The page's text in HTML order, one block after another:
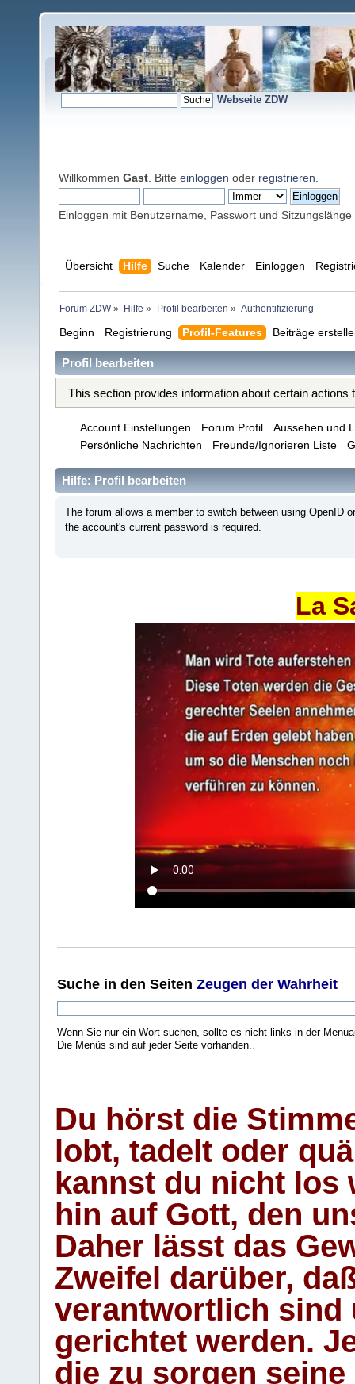
Webseite ZDW
Willkommen Gast . Bitte einloggen oder registrieren
Einloggen mit Benutzername, Passwort und Sitzungslänge
Übersicht Hilfe Suche Kalender Einloggen
Forum ZDW» Hilfe » Profil bearbeiten » Authentifizierung
Beginn Registrierung Profil-Features Beiträge
Profil bearbeiten
This section provides information about certain
Account Einstellungen Forum Profil
Aussehen und
Persönliche Nachrichten
Freunde/Ignorieren Liste
Hilfe: Profil bearbeiten
The forum allows a member to switch between using OpenID
the account's current password is required.
La
Suche in den Seiten Zeugen der Wahrheit
Wenn Sie nur ein Wort suchen, sollte es nicht links in der
Die Menüs sind auf jeder Seite vorhanden.
Du hörst die
lobt, tadelt oder
kannst du nicht los
hin auf Gott, den
Daher lässt das
Zweifel darüber,
verantwortlich sind
gerichtet werden.
die zu sorgen